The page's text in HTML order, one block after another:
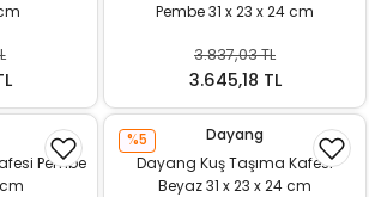
Pembe 31 x 23 x 24 cm
3.837,03 TL
3.645,18 TL
Pembe
%5
Dayang
Dayang Kuş Taşıma Kafesi
Beyaz 31 x 23 x 24 cm